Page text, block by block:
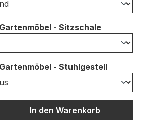
- Sitzschale
- Stuhlgestell
Gib den
In den Warenkorb